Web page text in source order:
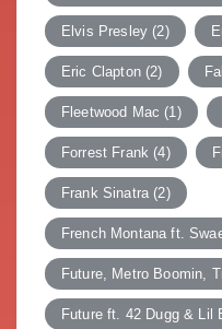
Elvis Presley (2)
Eric Clapton(2)
Fleetwood Mac (1)
Forrest Frank (4)
Frank Sinatra (2)
French Montana ft.
Future, Metro Boomin,
Future ft. 42 Dugg & Lil